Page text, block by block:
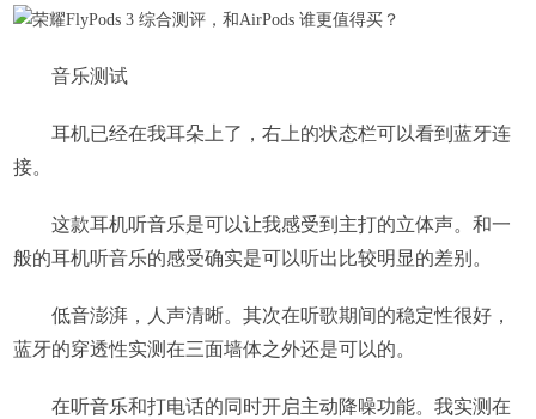
音乐测试
耳机已经在我耳朵上了，右上的状态栏可以看到蓝牙连
接。
这款耳机听音乐是可以让我感受到主打的立体声。和一
般的耳机听音乐的感受确实是可以听出比较明显的差别。
低音澎湃，人声清晰。其次在听歌期间的稳定性很好，
蓝牙的穿透性实测在三面墙体之外还是可以的。
在听音乐和打电话的同时开启主动降噪功能。我实测在